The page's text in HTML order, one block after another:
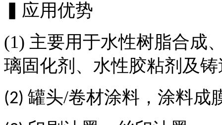
▍应用优势
(1) 主要用于水性树脂合成
璃固化剂、水性胶粘剂及
(2) 罐头/卷材涂料，涂料成